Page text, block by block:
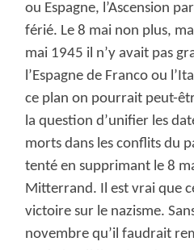
ou Espagne, l’Ascension
férié. Le 8 mai non plus,
mai 1945 il n’y avait pas
l’Espagne de Franco ou
ce plan on pourrait peut-
la question d’unifier les
morts dans les conflits du
tenté en supprimant le 8
Mitterrand. Il est vrai que
victoire sur le nazisme.
novembre qu’il faudrait